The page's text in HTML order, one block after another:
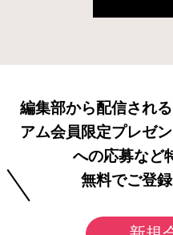
編集部から配信され
アム会員限定プレゼ
への応募など
無料でご登